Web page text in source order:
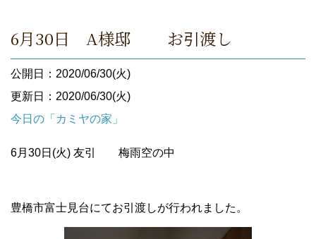
6月30日 A様邸 お引渡し
公開日：2020/06/30(火)
更新日：2020/06/30(火)
今日の「カミヤの家」
6月30日(火) 友引 梅雨空の中
豊橋市富士見台にてお引渡しが行われました。